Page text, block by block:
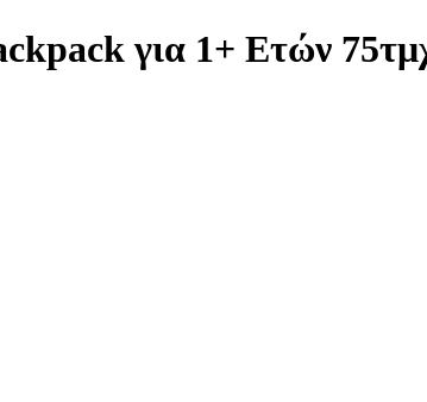
για 1+ Ετών